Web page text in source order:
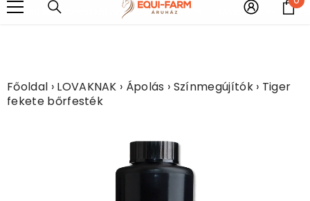
UGRÁS A TARTALOMHOZfém vízlehúzót adunk ajándékba!!!! Most minden
Főoldal › LOVAKNAK › Ápolás › Színmegújítók › Tiger
fekete bőrfesték